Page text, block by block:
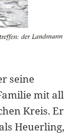
seine
mit all
Kreis. Er
Heuerling,